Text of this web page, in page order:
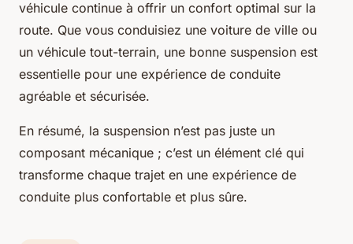
véhicule continue à offrir un confort optimal sur la
route. Que vous conduisiez une voiture de ville ou
un véhicule tout-terrain, une bonne suspension est
essentielle pour une expérience de conduite
agréable et sécurisée.
En résumé, la suspension n’est pas juste un
composant mécanique ; c’est un élément clé qui
transforme chaque trajet en une expérience de
conduite plus confortable et plus sûre.